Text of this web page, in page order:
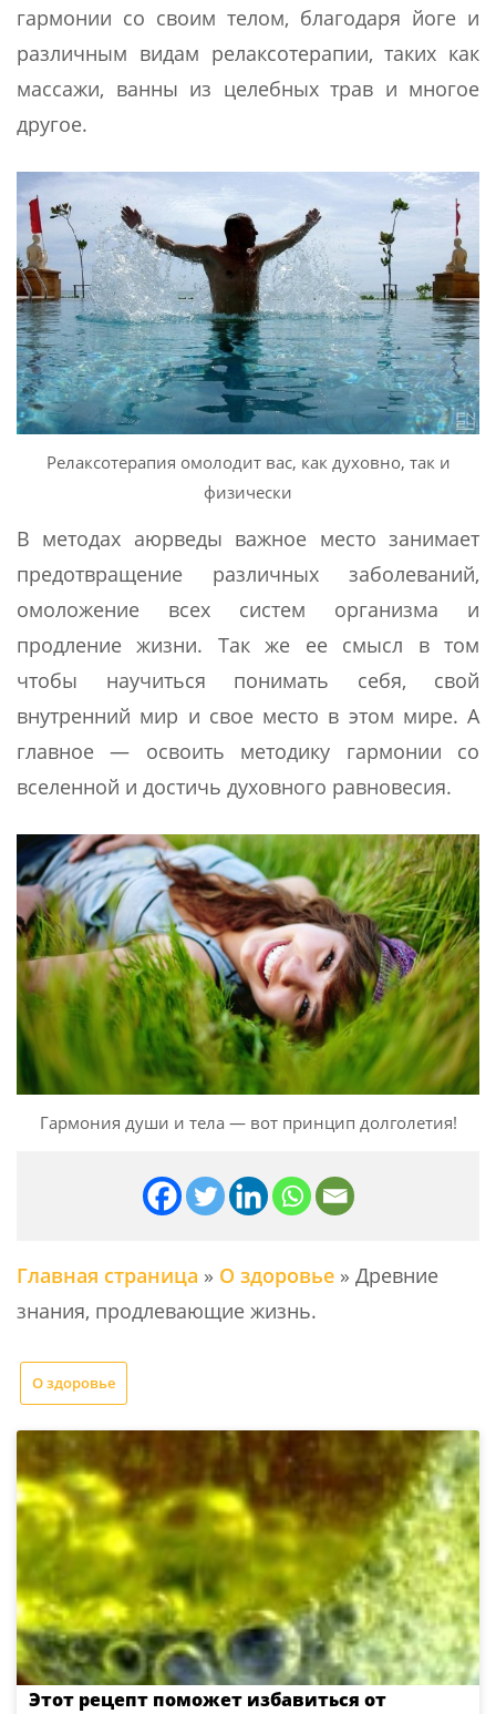
гармонии со своим телом, благодаря йоге и
различным видам релаксотерапии, таких как
массажи, ванны из целебных трав и многое
другое.
Релаксотерапия омолодит вас, как духовно, так и
физически
В методах аюрведы важное место занимает
предотвращение различных заболеваний,
омоложение всех систем организма и
продление жизни. Так же ее смысл в том
чтобы научиться понимать себя, свой
внутренний мир и свое место в этом мире. А
главное — освоить методику гармонии со
вселенной и достичь духовного равновесия.
Гармония души и тела — вот принцип долголетия!
Главная страница » О здоровье » Древние
знания, продлевающие жизнь.
О здоровье
Этот рецепт поможет избавиться от